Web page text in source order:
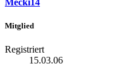
Mecki14
Mitglied
Registriert
15.03.06